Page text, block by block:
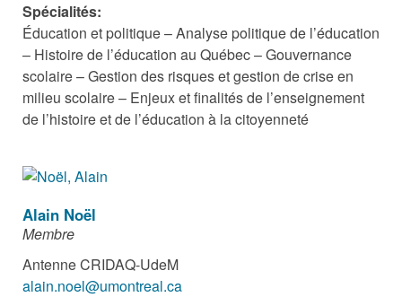
Spécialités:
Éducation et politique – Analyse politique de l’éducation
– Histoire de l’éducation au Québec – Gouvernance
scolaire – Gestion des risques et gestion de crise en
milieu scolaire – Enjeux et finalités de l’enseignement
de l’histoire et de l’éducation à la citoyenneté
Alain Noël
Membre
Antenne CRIDAQ-UdeM
alain.noel@umontreal.ca